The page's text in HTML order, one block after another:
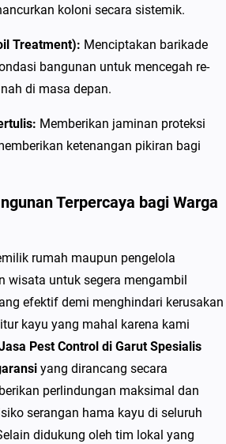
koloni secara sistemik.
Treatment): Menciptakan barikade
bangunan untuk mencegah re-
di masa depan.
Memberikan jaminan proteksi
ketenangan pikiran bagi
Terpercaya bagi Warga
rumah maupun pengelola
wisata untuk segera mengambil
efektif demi menghindari kerusakan
kayu yang mahal karena kami
Pest Control di Garut Spesialis
yang dirancang secara
perlindungan maksimal dan
serangan hama kayu di seluruh
didukung oleh tim lokal yang